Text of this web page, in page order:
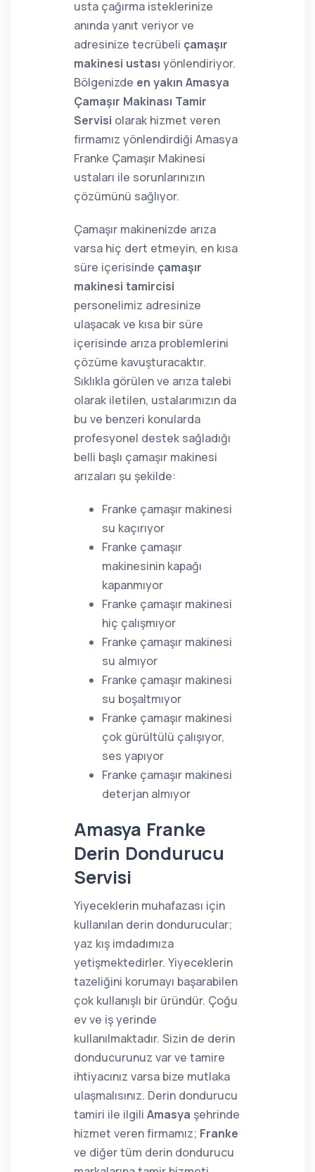
usta çağırma isteklerinize
anında yanıt veriyor ve
adresinize tecrübeli çamaşır
makinesi ustası yönlendiriyor.
Bölgenizde en yakın Amasya
Çamaşır Makinası Tamir
Servisi olarak hizmet veren
firmamız yönlendirdiği Amasya
Franke Çamaşır Makinesi
ustaları ile sorunlarınızın
çözümünü sağlıyor.
Çamaşır makinenizde arıza
varsa hiç dert etmeyin, en kısa
süre içerisinde çamaşır
makinesi tamircisi
personelimiz adresinize
ulaşacak ve kısa bir süre
içerisinde arıza problemlerini
çözüme kavuşturacaktır.
Sıklıkla görülen ve arıza talebi
olarak iletilen, ustalarımızın da
bu ve benzeri konularda
profesyonel destek sağladığı
belli başlı çamaşır makinesi
arızaları şu şekilde:
Franke çamaşır makinesi
su kaçırıyor
Franke çamaşır
makinesinin kapağı
kapanmıyor
Franke çamaşır makinesi
hiç çalışmıyor
Franke çamaşır makinesi
su almıyor
Franke çamaşır makinesi
su boşaltmıyor
Franke çamaşır makinesi
çok gürültülü çalışıyor,
ses yapıyor
Franke çamaşır makinesi
deterjan almıyor
Amasya Franke
Derin Dondurucu
Servisi
Yiyeceklerin muhafazası için
kullanılan derin dondurucular;
yaz kış imdadımıza
yetişmektedirler. Yiyeceklerin
tazeliğini korumayı başarabilen
çok kullanışlı bir üründür. Çoğu
ev ve iş yerinde
kullanılmaktadır. Sizin de derin
donducurunuz var ve tamire
ihtiyacınız varsa bize mutlaka
ulaşmalısınız. Derin dondurucu
tamiri ile ilgili Amasya şehrinde
hizmet veren firmamız; Franke
ve diğer tüm derin dondurucu